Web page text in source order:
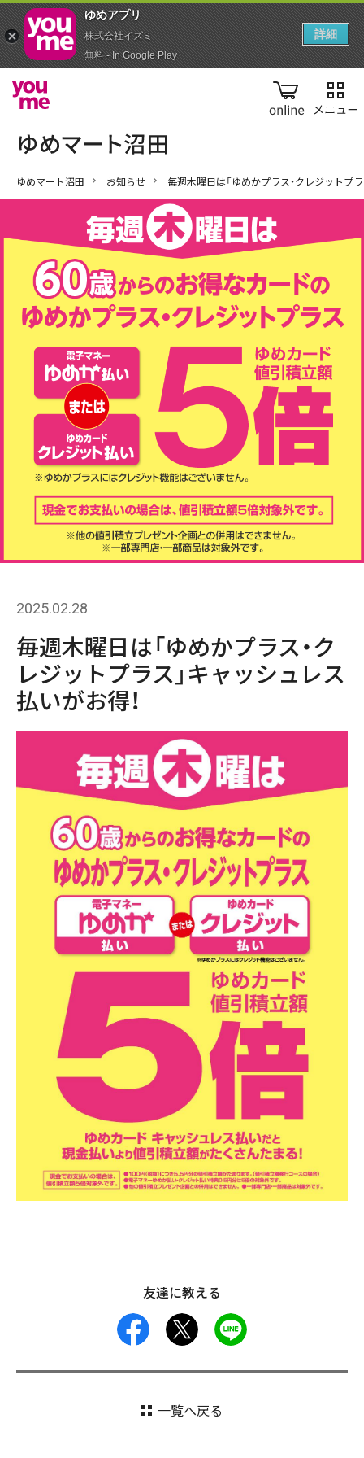
online
ゆめマート沼田 お知らせ 毎週木曜日は「ゆめかプラス・クレジットプ
2025.02.28
毎週木曜日は「ゆめかプラス・ク
レジットプラス」キャッシュレス
払いがお得！
友達に教える
facebook
一覧へ戻る
ゆめアプ‪リ‬
株式会社イズミ
無料 - In Google Play
詳細